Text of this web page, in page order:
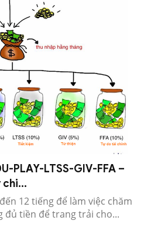
PLAY-LTSS-GIV-FFA –
chi...
12 tiếng để làm việc chăm
đủ tiền để trang trải cho...